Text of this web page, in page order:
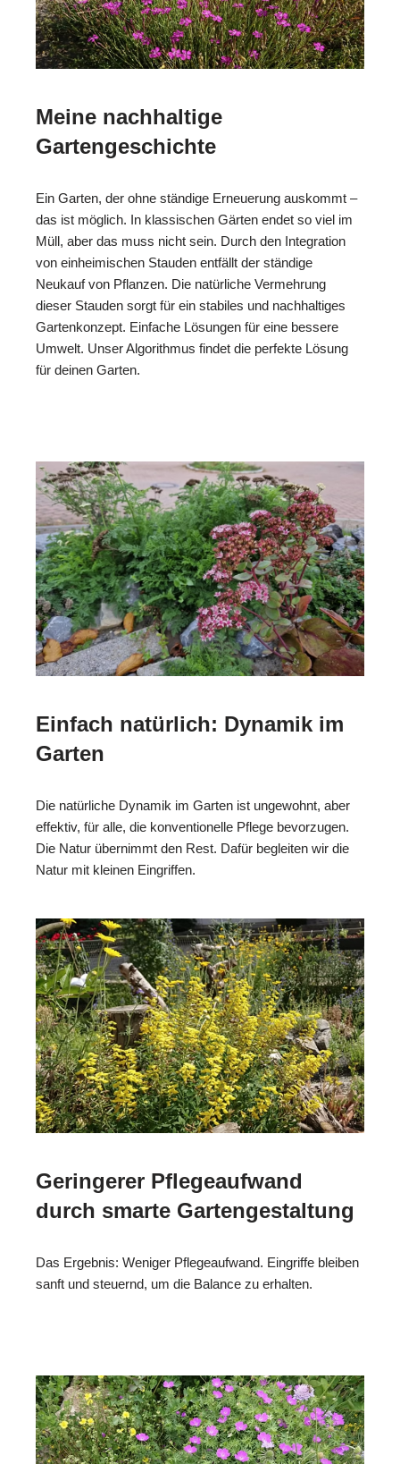
Meine nachhaltige
Gartengeschichte
Ein Garten, der ohne ständige Erneuerung auskommt –
das ist möglich. In klassischen Gärten endet so viel im
Müll, aber das muss nicht sein. Durch den Integration
von einheimischen Stauden entfällt der ständige
Neukauf von Pflanzen. Die natürliche Vermehrung
dieser Stauden sorgt für ein stabiles und nachhaltiges
Gartenkonzept. Einfache Lösungen für eine bessere
Umwelt. Unser Algorithmus findet die perfekte Lösung
für deinen Garten.
Einfach natürlich: Dynamik im
Garten
Die natürliche Dynamik im Garten ist ungewohnt, aber
effektiv, für alle, die konventionelle Pflege bevorzugen.
Die Natur übernimmt den Rest. Dafür begleiten wir die
Natur mit kleinen Eingriffen.
Geringerer Pflegeaufwand
durch smarte Gartengestaltung
Das Ergebnis: Weniger Pflegeaufwand. Eingriffe bleiben
sanft und steuernd, um die Balance zu erhalten.